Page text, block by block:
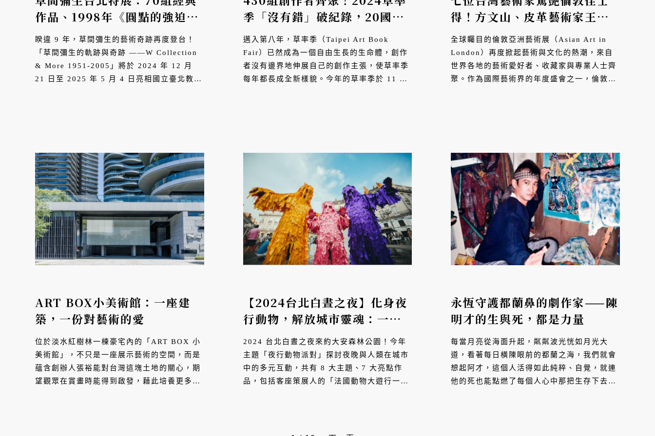
作品、1998年《圓點的強迫妄
想》重現北師美術館
睽違 9 年，草間彌生的藝術奇跡再度登台！
「草間彌生的軌跡與奇跡 ——W Collection
& More 1951-2005」將於 2024 年 12 月
21 日至 2025 年 5 月 4 日亮相國立臺北教育
季「沒有錯」破紀錄，20國藝
術家顛覆創作框架
邁入第八年，草率季（Taipei Art Book
Fair）已然成為一個自由生長的生命體，創作
者沒有邊界地伸展自己的創作主張，使草率季
每年都長成全新樣貌。今年的草率季於 11 月
得！方文山、皮革藝術家王思
涵與墨海樓攜手展現文化軟實
力
全球矚目的倫敦亞洲藝術展（Asian Art in
London）再度掀起藝術與文化的熱潮，來自
世界各地的藝術愛好者、收藏家與專業人士齊
聚。作為國際藝術界的年度盛會之一，倫敦亞
ART BOX小美術館：一座建
築，一份對藝術的愛
位於淡水紅樹林一棟豪宅內的「ART BOX 小
美術館」，不只是一座展示藝術的空間，而是
蘊含創辦人張裕能對台灣這塊土地的關心，期
望觀眾在賞畫時能得到啟發，藉此培養更多優
【2024台北白晝之夜】化身夜
行動物，解放城市靈魂：一場
顛覆黑夜的藝術革命
2024 台北白晝之夜來約大安森林公園！今年
主題「夜行動物派對」探討夜晚與人類在城市
中的多元互動，共有 8 大主題、7 大亮點作
品，包括客座策展人的「法國動物大遊行一凱
永恆守護都蘭鼻的劇作家——陳
明才的生與死，都是力量
每當月亮從海面升起，粼粼波光恍如月光大
道，看著每日橫陳眼前的都蘭之海，我們就會
想起阿才，這個人活得如此純粹、自覺，就連
他的死也能點燃了每個人心中那把生存下去、